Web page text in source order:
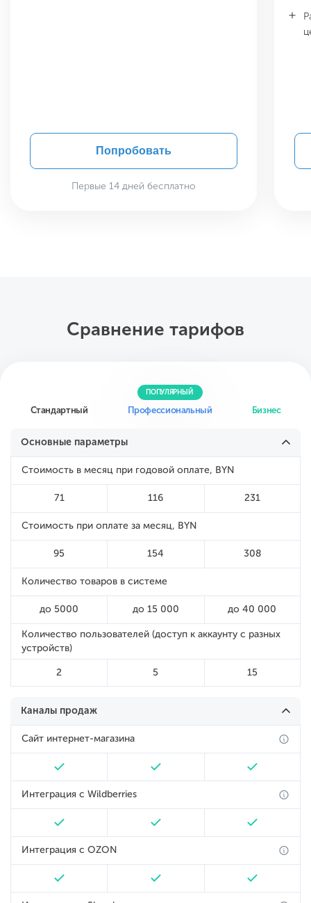
Попробовать
Первые 14 дней бесплатно
Сравнение тарифов
Стандартный Профессиональный
ПОПУЛЯРНЫЙ
Бизнес
Основные параметры
Стоимость в месяц при годовой оплате, BYN
71 116 231
Стоимость при оплате за месяц, BYN
95 154 308
Количество товаров в системе
до 5000 до 15 000 до 40 000
Количество пользователей (доступ к аккаунту с разных
устройств)
2 5 15
Каналы продаж
Сайт интернет-магазина
Интеграция с Wildberries
Интеграция с OZON